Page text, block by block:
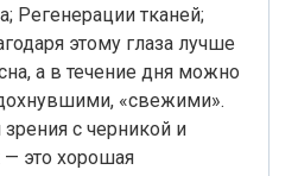
Регенерации тканей;
этому глаза лучше
а в течение дня можно
«свежими».
с черникой и
— это хорошая